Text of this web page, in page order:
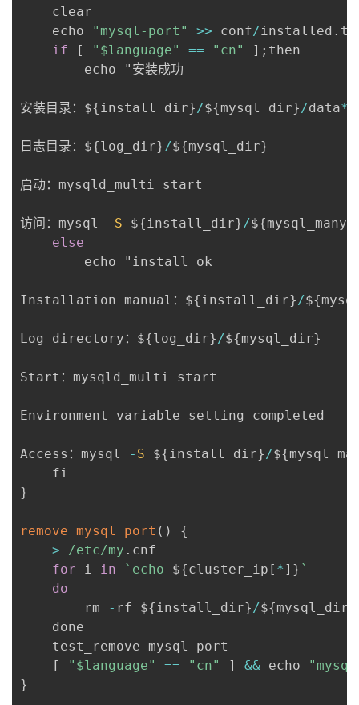
	echo
"mysql-port" >> conf/installed .
if
[ "$language" == "cn" ] ; then
安装目录：${install_dir}/${mysql_dir}/data*
日志目录：${log_dir}/${mysql_dir}
启动：mysqld_multi start
访问：mysql - S ${install_dir}/${
else
Installation manual：${install_dir}/${
Log directory：${log_dir}/${mysql_dir}
Start：mysqld_multi start
Environment variable setting completed
Access：mysql - S ${install_dir}/${
}
remove_mysql_port ( )
{
>
/etc/my . cnf
for i in ` echo ${cluster_ip [ * ] } `
do
        rm
- rf ${install_dir}/${mysql_dir
	test_remove mysql
- port
[
"$language" == "cn" ] && echo
}